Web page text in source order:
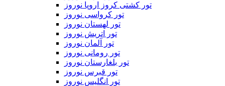
تور کشتی کروز اروپا نوروز
تور کرواسی نوروز
تور لهستان نوروز
تور اتریش نوروز
تور آلمان نوروز
تور رومانی نوروز
تور بلغارستان نوروز
تور قبرس نوروز
تور انگلیس نوروز